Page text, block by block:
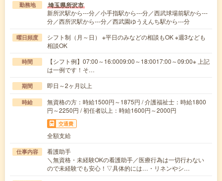
勤務地 埼玉県所沢市
新所沢駅から---分／小手指駅から---分／西武球場前駅から---
分／西所沢駅から---分／西武園ゆうえんち駅から---分
曜日頻度
シフト制（月～日） ※平日のみなどの相談もOK ※週3なども
相談OK
時間
【シフト例】07:00～16:0009:00～18:0017:00～09:00※ 上記
は一例です！そ…
期間 即日～2ヶ月以上
時給
無資格の方：時給1500円～1875円 / 介護福祉士：時給1800
円～2250円 / 初任者以上：時給1600円～2000円
交通費
全額支給
仕事内容
看護助手
＼無資格・未経験OKの看護助手／医療行為は一切行わない
ので未経験でも安心！▽具体的には…・リネンやシ…